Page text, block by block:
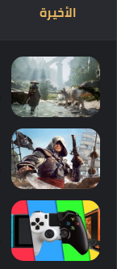
الأخيرة